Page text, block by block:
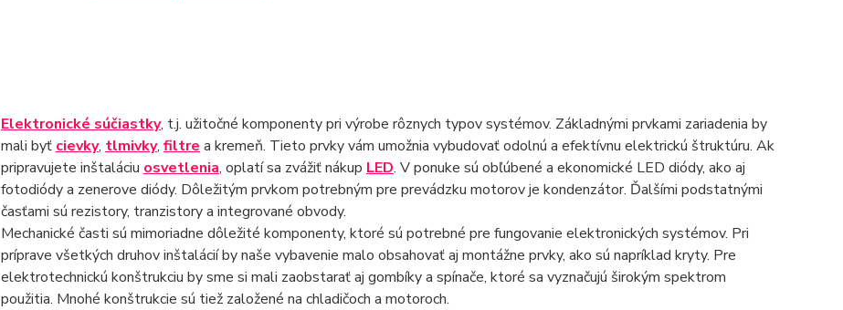
Elektronické súčiastky, t.j. užitočné komponenty pri výrobe rôznych typov systémov. Základnými prvkami zariadenia by
mali byť cievky, tlmivky, filtre a kremeň. Tieto prvky vám umožnia vybudovať odolnú a efektívnu elektrickú štruktúru. Ak
pripravujete inštaláciu osvetlenia, oplatí sa zvážiť nákup LED. V ponuke sú obľúbené a ekonomické LED diódy, ako aj
fotodiódy a zenerove diódy. Dôležitým prvkom potrebným pre prevádzku motorov je kondenzátor. Ďalšími podstatnými
časťami sú rezistory, tranzistory a integrované obvody.
Mechanické časti sú mimoriadne dôležité komponenty, ktoré sú potrebné pre fungovanie elektronických systémov. Pri
príprave všetkých druhov inštalácií by naše vybavenie malo obsahovať aj montážne prvky, ako sú napríklad kryty. Pre
elektrotechnickú konštrukciu by sme si mali zaobstarať aj gombíky a spínače, ktoré sa vyznačujú širokým spektrom
použitia. Mnohé konštrukcie sú tiež založené na chladičoch a motoroch.